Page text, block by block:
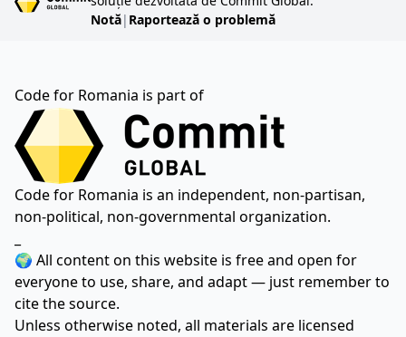
Notă| Raportează o problemă
Code for Romania is part of
Code for Romania is an independent, non-partisan,
non-political, non-governmental organization.
🌍 All content on this website is free and open for
everyone to use, share, and adapt — just remember to
cite the source.
Unless otherwise noted, all materials are licensed